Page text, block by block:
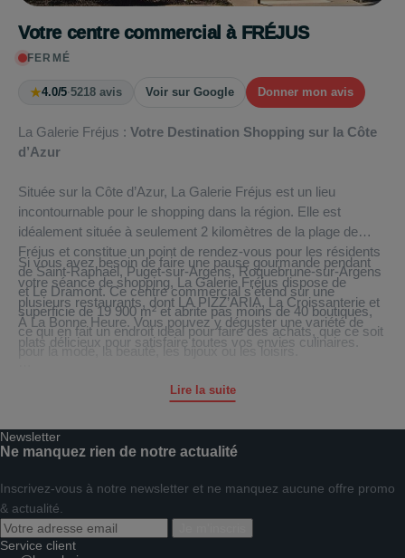
Votre centre commercial à FRÉJUS
FERMÉ
★4.0/5·5218 avis Voir sur Google Donner mon avis
La Galerie Fréjus : Votre Destination Shopping sur la Côte
d’Azur
Située sur la Côte d’Azur, La Galerie Fréjus est un lieu
incontournable pour le shopping dans la région. Elle est
idéalement située à seulement 2 kilomètres de la plage de
Fréjus et constitue un point de rendez-vous pour les résidents
de Saint-Raphaël, Puget-sur-Argens, Roquebrune-sur-Argens
et Le Dramont. Ce centre commercial s'étend sur une
superficie de 19 900 m² et abrite pas moins de 40 boutiques,
ce qui en fait un endroit idéal pour faire des achats, que ce soit
pour la mode, la beauté, les bijoux ou les loisirs.
Le nouvel hypermarché Auchan est le point de départ idéal
frais, des articles d'épicerie et bien plus encore.
shopping. Elle offre également une gamme de services
pratiques pour rendre votre expérience plus agréable. Vous
pouvez accéder à une pharmacie, à un salon de coiffure et
bénéficier d'une connexion Wi-Fi gratuite pendant votre visite.
Si vous avez besoin de faire une pause gourmande pendant
votre séance de shopping, La Galerie Fréjus dispose de
plusieurs restaurants, dont LA PIZZ’ARIA, La Croissanterie et
À La Bonne Heure. Vous pouvez y déguster une variété de
plats délicieux pour satisfaire toutes vos envies culinaires.
La Galerie Fréjus s'engage également en faveur de
l'environnement en installant des centrales solaires sur son
kWh d'énergie solaire, ce qui équivaut à la consommation de
263 foyers. Cet engagement envers la durabilité contribue à
réduire l'impact environnemental du centre commercial.
Si vous préférez faire vos achats en ligne, La Galerie Fréjus
propose également un service appelé Le Shop. Vous avez la
Lire la suite
Newsletter
Ne manquez rien de notre actualité
Inscrivez-vous à notre newsletter et ne manquez aucune offre promo
& actualité.
Service client